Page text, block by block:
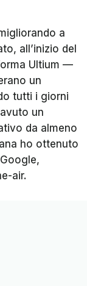
a
all’inizio del
Ultium —
un
tutti i giorni
un
da almeno
ho ottenuto
air.